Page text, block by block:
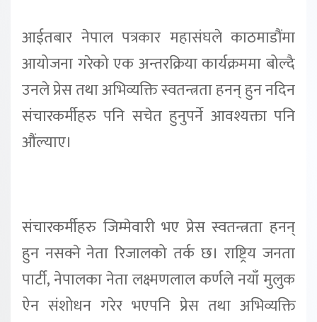
आईतबार नेपाल पत्रकार महासंघले काठमाडौंमा
आयोजना गरेको एक अन्तरक्रिया कार्यक्रममा बोल्दै
उनले प्रेस तथा अभिव्यक्ति स्वतन्त्रता हनन् हुन नदिन
संचारकर्मीहरु पनि सचेत हुनुपर्ने आवश्यक्ता पनि
औंल्याए।
संचारकर्मीहरु जिम्मेवारी भए प्रेस स्वतन्त्रता हनन्
हुन नसक्ने नेता रिजालको तर्क छ। राष्ट्रिय जनता
पार्टी, नेपालका नेता लक्ष्मणलाल कर्णले नयाँ मुलुक
ऐन संशोधन गरेर भएपनि प्रेस तथा अभिव्यक्ति